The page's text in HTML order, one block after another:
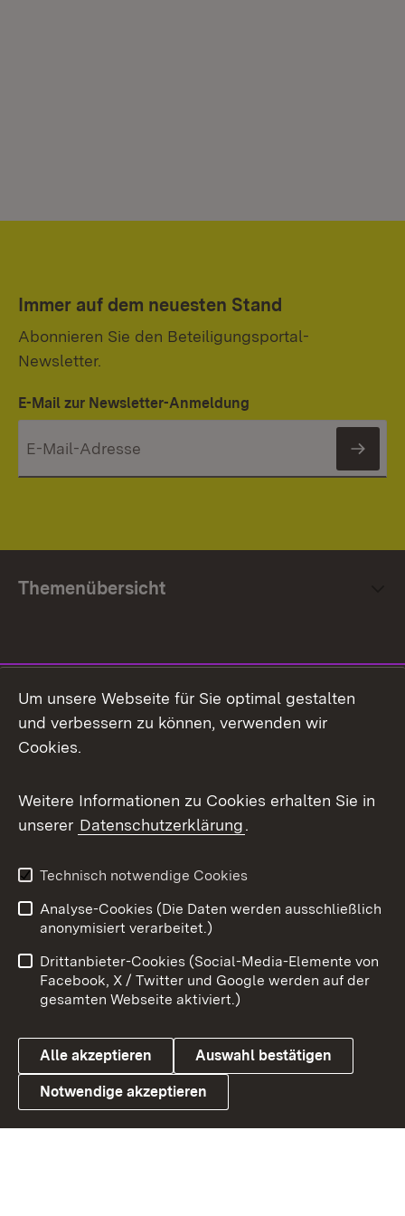
Immer auf dem neuesten Stand
Abonnieren Sie den Beteiligungsportal-
Newsletter.
E-Mail zur Newsletter-Anmeldung
Themenübersicht
Facebook
X / Twitter
Youtube
Link zum Landesportal
Impressum
Kontakt
Barrierefreiheit
Datenschutz
Cookies
Um unsere Webseite für Sie optimal gestalten
und verbessern zu können, verwenden wir
Cookies.
Weitere Informationen zu Cookies erhalten Sie in
unserer Datenschutzerklärung.
Technisch notwendige Cookies
Analyse-Cookies (Die Daten werden ausschließlich
anonymisiert verarbeitet.)
Drittanbieter-Cookies (Social-Media-Elemente von
Facebook, X / Twitter und Google werden auf der
gesamten Webseite aktiviert.)
Alle akzeptieren Auswahl bestätigen
Notwendige akzeptieren